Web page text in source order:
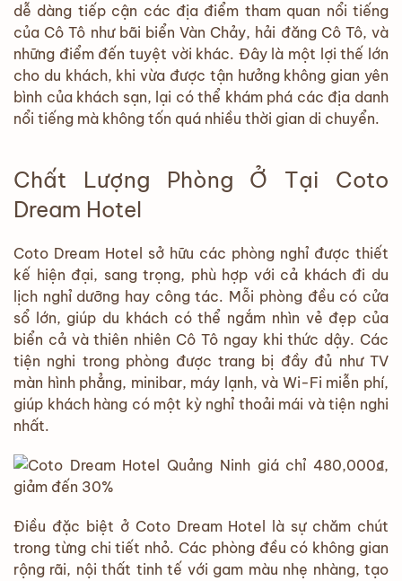
dễ dàng tiếp cận các địa điểm tham quan nổi tiếng
của Cô Tô như bãi biển Vàn Chảy, hải đăng Cô Tô, và
những điểm đến tuyệt vời khác. Đây là một lợi thế lớn
cho du khách, khi vừa được tận hưởng không gian yên
bình của khách sạn, lại có thể khám phá các địa danh
nổi tiếng mà không tốn quá nhiều thời gian di chuyển.
Chất Lượng Phòng Ở Tại Coto
Dream Hotel
Coto Dream Hotel sở hữu các phòng nghỉ được thiết
kế hiện đại, sang trọng, phù hợp với cả khách đi du
lịch nghỉ dưỡng hay công tác. Mỗi phòng đều có cửa
sổ lớn, giúp du khách có thể ngắm nhìn vẻ đẹp của
biển cả và thiên nhiên Cô Tô ngay khi thức dậy. Các
tiện nghi trong phòng được trang bị đầy đủ như TV
màn hình phẳng, minibar, máy lạnh, và Wi-Fi miễn phí,
giúp khách hàng có một kỳ nghỉ thoải mái và tiện nghi
nhất.
Điều đặc biệt ở Coto Dream Hotel là sự chăm chút
trong từng chi tiết nhỏ. Các phòng đều có không gian
rộng rãi, nội thất tinh tế với gam màu nhẹ nhàng, tạo